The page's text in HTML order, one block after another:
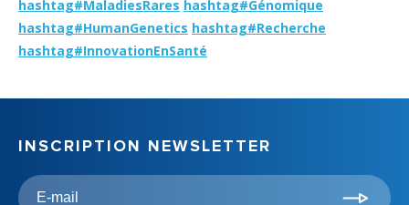
hashtag#MaladiesRares hashtag#Génomique
hashtag#HumanGenetics hashtag#Recherche
hashtag#InnovationEnSanté
INSCRIPTION NEWSLETTER